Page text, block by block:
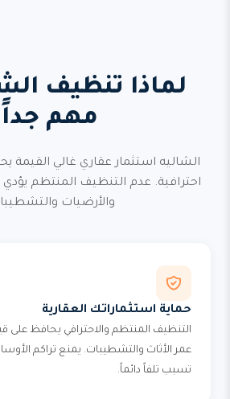
لماذا تنظيف
مهم جداً
الشاليه استثمار عقاري غالي القيمة
احترافية. عدم التنظيف المنتظم يؤدي
والأرضيات
حماية استثماراتك العقارية
التنظيف المنتظم والاحترافي يحافظ على
عمر الأثاث والتشطيبات. يمنع تراكم
تسبب تلفاً دائماً.